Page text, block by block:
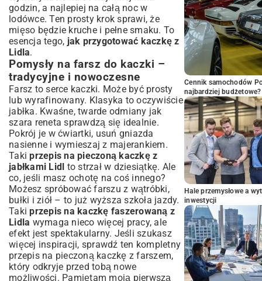
godzin, a najlepiej na całą noc w
lodówce. Ten prosty krok sprawi, że
mięso będzie kruche i pełne smaku. To
esencja tego, jak przygotować kaczkę z
Lidla.
Pomysły na farsz do kaczki –
tradycyjne i nowoczesne
Farsz to serce kaczki. Może być prosty
lub wyrafinowany. Klasyka to oczywiście
jabłka. Kwaśne, twarde odmiany jak
szara reneta sprawdzą się idealnie.
Pokrój je w ćwiartki, usuń gniazda
nasienne i wymieszaj z majerankiem.
Takiprzepis na pieczoną kaczkę z
jabłkami Lidl to strzał w dziesiątkę. Ale
co, jeśli masz ochotę na coś innego?
Możesz spróbować farszu z wątróbki,
bułki i ziół – to już wyższa szkoła jazdy.
Takiprzepis na kaczkę faszerowaną z
Lidla wymaga nieco więcej pracy, ale
efekt jest spektakularny. Jeśli szukasz
więcej inspiracji, sprawdź ten kompletny
przepis na pieczoną kaczkę z farszem,
który odkryje przed tobą nowe
możliwości. Pamiętam moją pierwszą
Cennik samochodów
najbardziej budżetowe?
Hale przemysłowe a
inwestycji